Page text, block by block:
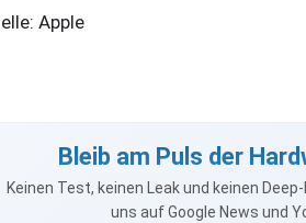
Apple
Bleib am Puls der
Keinen Test, keinen Leak und keinen
uns auf Google News und